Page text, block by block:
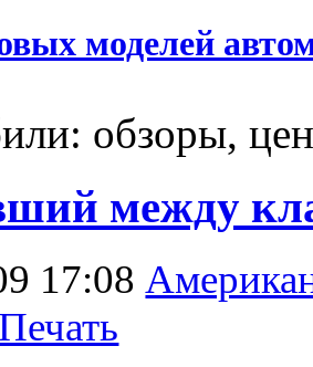
моделей
обзоры,
между
17:08